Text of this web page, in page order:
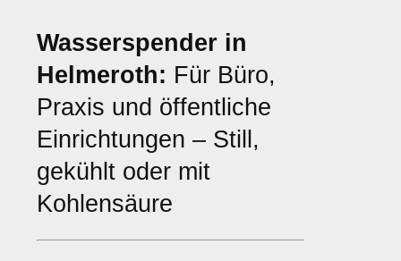
Wasserspender in
Helmeroth: Für Büro,
Praxis und öffentliche
Einrichtungen – Still,
gekühlt oder mit
Kohlensäure